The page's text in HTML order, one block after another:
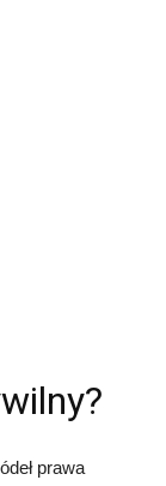
prawa